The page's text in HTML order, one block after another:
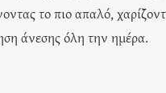
το πιο απαλό,
άνεσης όλη την ημέρα.